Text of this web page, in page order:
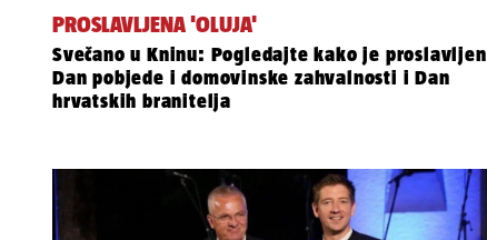
PROSLAVLJENA 'OLUJA'
Svečano u Kninu: Pogledajte kako je proslavljen
Dan pobjede i domovinske zahvalnosti i Dan
hrvatskih branitelja